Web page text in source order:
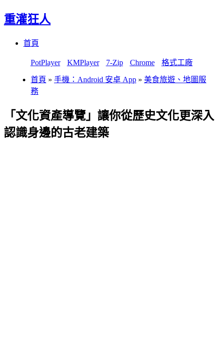
重灌狂人
首頁
PotPlayer KMPlayer 7-Zip Chrome 格式工廠
首頁 » 手機：Android 安卓 App » 美食旅遊、地圖服
務
「文化資產導覽」讓你從歷史文化更深入
認識身邊的古老建築